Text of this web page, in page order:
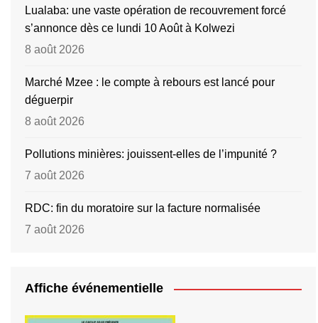
Lualaba: une vaste opération de recouvrement forcé
s’annonce dès ce lundi 10 Août à Kolwezi
8 août 2026
Marché Mzee : le compte à rebours est lancé pour
déguerpir
8 août 2026
Pollutions minières: jouissent-elles de l’impunité ?
7 août 2026
RDC: fin du moratoire sur la facture normalisée
7 août 2026
Affiche événementielle